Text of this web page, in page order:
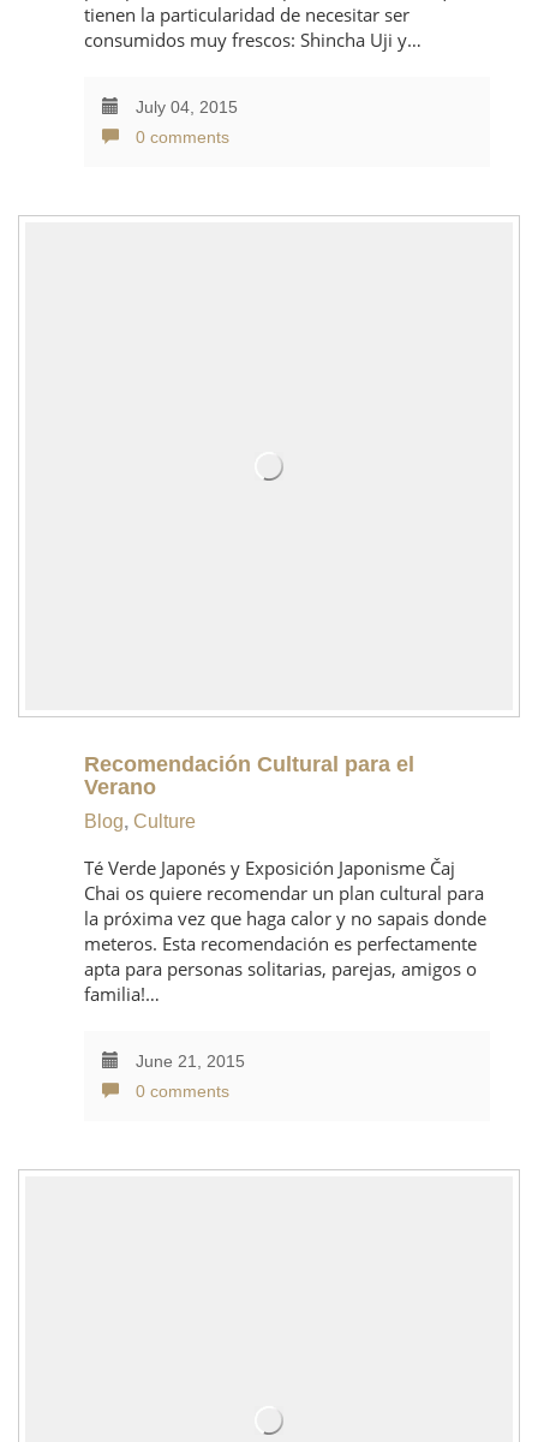
tienen la particularidad de necesitar ser
consumidos muy frescos: Shincha Uji y…
July 04, 2015
0 comments
Recomendación Cultural para el
Verano
Blog, Culture
Té Verde Japonés y Exposición Japonisme Čaj
Chai os quiere recomendar un plan cultural para
la próxima vez que haga calor y no sapais donde
meteros. Esta recomendación es perfectamente
apta para personas solitarias, parejas, amigos o
familia!…
June 21, 2015
0 comments